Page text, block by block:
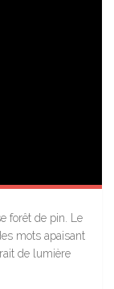
forêt de pin. Le
mots apaisant
de lumière